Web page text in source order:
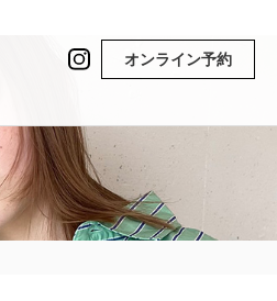
オンライン予約